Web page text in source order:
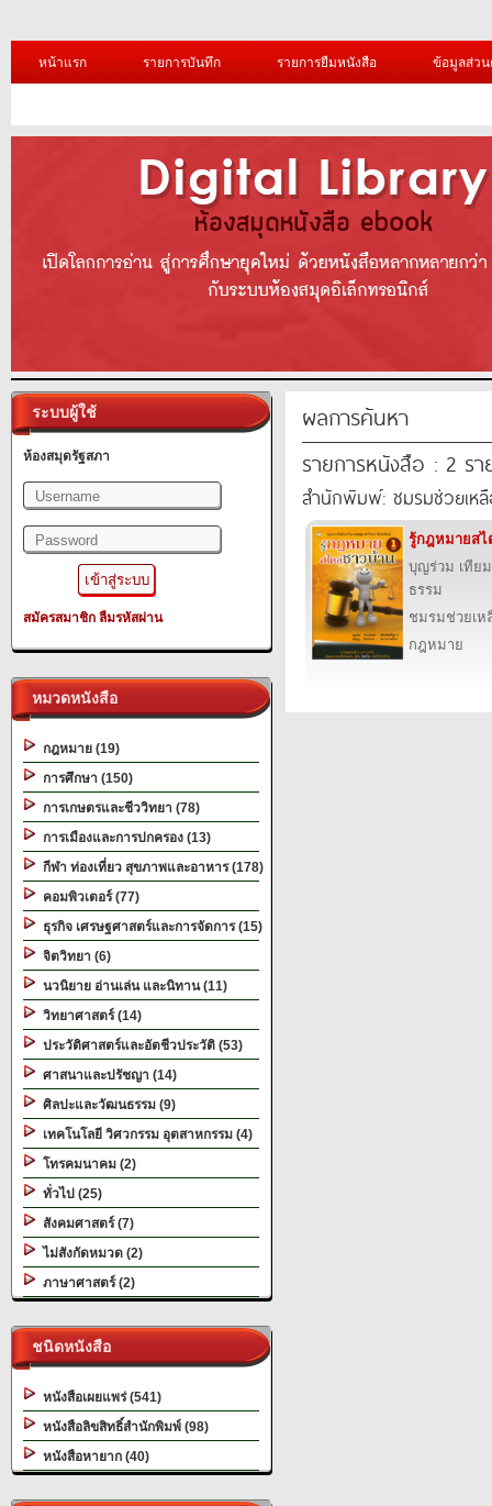
หน้าแรก รายการบันทึก รายการยืมหนังสือ ข้อมูลส่ว
ระบบผู้ใช้
ห้องสมุดรัฐสภา
สมัครสมาชิก ลืมรหัสผ่าน
หมวดหนังสือ
กฎหมาย (19)
การศึกษา (150)
การเกษตรและชีววิทยา (78)
การเมืองและการปกครอง (13)
กีฬา ท่องเที่ยว สุขภาพและอาหาร (178)
คอมพิวเตอร์ (77)
ธุรกิจ เศรษฐศาสตร์และการจัดการ (15)
จิตวิทยา (6)
นวนิยาย อ่านเล่น และนิทาน (11)
วิทยาศาสตร์ (14)
ประวัติศาสตร์และอัตชีวประวัติ (53)
ศาสนาและปรัชญา (14)
ศิลปะและวัฒนธรรม (9)
เทคโนโลยี วิศวกรรม อุตสาหกรรม (4)
โทรคมนาคม (2)
ทั่วไป (25)
สังคมศาสตร์ (7)
ไม่สังกัดหมวด (2)
ภาษาศาสตร์ (2)
ชนิดหนังสือ
หนังสือเผยแพร่ (541)
หนังสือลิขสิทธิ์สำนักพิมพ์ (98)
หนังสือหายาก (40)
ผลการค้นหา
รายการหนังสือ : 2 รา
สำนักพิมพ์: ชมรมช่วยเหลื
รู้กฎหมายสไ
บุญร่วม เทีย
ธรรม
ชมรมช่วยเ
กฎหมาย